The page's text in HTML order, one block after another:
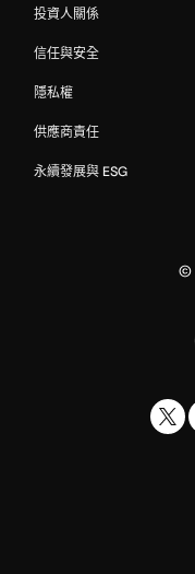
投資人關係
信任與安全
隱私權
供應商責任
永續發展與 ESG
©